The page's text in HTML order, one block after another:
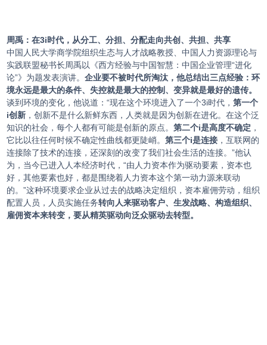
周禹：在3i时代，从分工、分担、分配走向共创、共担、共享
中国人民大学商学院组织生态与人才战略教授、中国人力资源理论与
实践联盟秘书长周禹以《西方经验与中国智慧：中国企业管理“进化
论”》为题发表演讲。企业要不被时代所淘汰，他总结出三点经验：环
境永远是最大的条件、失控就是最大的控制、变异就是最好的遗传。
谈到环境的变化，他说道：“现在这个环境进入了一个3i时代，第一个
i创新 ，创新不是什么新鲜东西，人类就是因为创新在进化。在这个泛
知识的社会，每个人都有可能是创新的原点。第二个i是高度不确定 ，
它比以往任何时候不确定性曲线都更陡峭。第三个i是连接 ，互联网的
连接除了技术的连接，还深刻的改变了我们社会生活的连接。”他认
为，当今已进入人本经济时代，“由人力资本作为驱动要素，资本也
好，其他要素也好，都是围绕着人力资本这个第一动力源来联动
的。”这种环境要求企业从过去的战略决定组织，资本雇佣劳动，组织
配置人员，人员实施任务转向人来驱动客户、生发战略、构造组织、
雇佣资本来转变，要从精英驱动向泛众驱动去转型。